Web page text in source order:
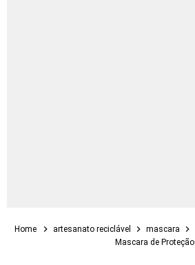
Home artesanato reciclável mascara
Mascara de Proteção